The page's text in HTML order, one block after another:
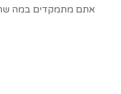
אתם מתמקדים במה